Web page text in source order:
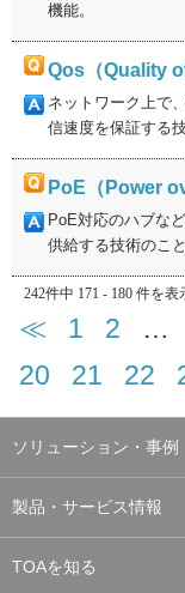
機能。
Qos（Quality
ネットワーク上で
信速度を保証する技
PoE（Power
PoE対応のハブな
供給する技術のこ
242件中 171 - 180 件を表
≪ 1 2 …
20
21 22
ソリューション・事例
製品・サービス情報
TOAを知る